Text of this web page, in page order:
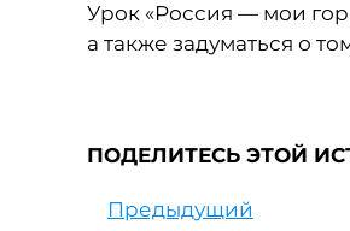
Урок «Россия — мои
а также задуматься о
ПОДЕЛИТЕСЬ ЭТОЙ
Предыдущий